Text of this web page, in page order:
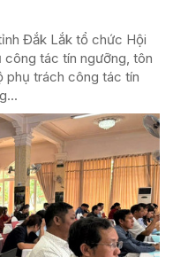
Đắk Lắk tổ chức Hội
công tác tín ngưỡng, tôn
phụ trách công tác tín